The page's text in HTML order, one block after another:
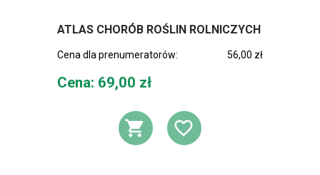
ATLAS CHORÓB ROŚLIN ROLNICZYCH
Cena dla prenumeratorów: 56,00 zł
Cena
Cena: 69,00 zł
DODAJ DO
DODAJ DO